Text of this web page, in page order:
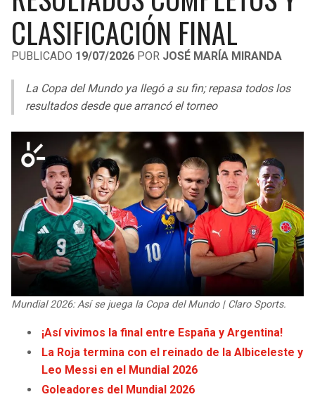
LIGA DE EXPANSIÓN MX
LEAGUES CUP
UEFA EUROPA LEAGUE
UEFA CONFERENCE LEAGUE
COPA LIBERTADORES
COPA SUDAMERICANA
LIGA BETPLAY
OTRAS LIGAS
RAIDERS
RAVENS
BENGALS
BROWNS
STEELERS
TEXANS
JAGUARS
TITANS
CAVALIERS
PACERS
BUCKS
HAWKS
HORNETS
HEAT
WIZARDS
WARRIORS
CLASIFICACIÓN FINAL
PUBLICADO 19/07/2026 POR JOSÉ MARÍA MIRANDA
La Copa del Mundo ya llegó a su fin; repasa todos los
resultados desde que arrancó el torneo
Mundial 2026: Así se juega la Copa del Mundo | Claro Sports.
¡Así vivimos la final entre España y Argentina!
La Roja termina con el reinado de la Albiceleste y
Leo Messi en el Mundial 2026
Goleadores del Mundial 2026